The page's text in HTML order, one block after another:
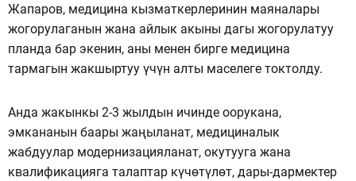
Жапаров, медицина кызматкерлеринин маяналары
жогорулаганын жана айлык акыны дагы жогорулатуу
планда бар экенин, аны менен бирге медицина
тармагын жакшыртуу үчүн алты маселеге токтолду.
Анда жакынкы 2-3 жылдын ичинде оорукана,
эмкананын баары жаңыланат, медициналык
жабдуулар модернизацияланат, окутууга жана
квалификацияга талаптар күчөтүлөт, дары-дармектер